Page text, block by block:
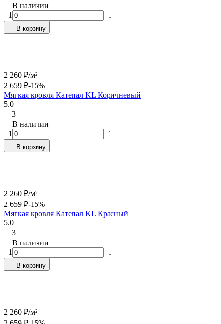
В наличии
1
1
В корзину
2 260 ₽/м²
2 659 ₽-15%
Мягкая кровля Катепал KL Коричневый
5.0
3
В наличии
1
1
В корзину
2 260 ₽/м²
2 659 ₽-15%
Мягкая кровля Катепал KL Красный
5.0
3
В наличии
1
1
В корзину
2 260 ₽/м²